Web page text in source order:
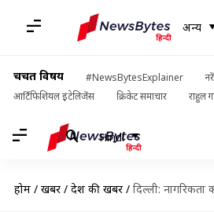
अन्य
चर्चित विषय #NewsBytesExplainer
आर्टिफिशियल इंटेलिजेंस
क्रिकेट समाचार राहुल
Hindi
होम / खबरें / देश की खबरें / दिल्ली: नागरिकता कानून के